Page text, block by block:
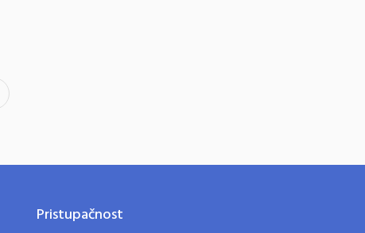
Pristupačnost